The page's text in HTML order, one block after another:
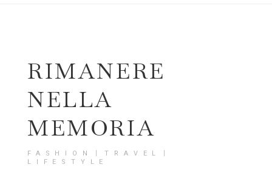
RIMANERE
NELLA
MEMORIA
FASHION〡TRAVEL〡
LIFESTYLE